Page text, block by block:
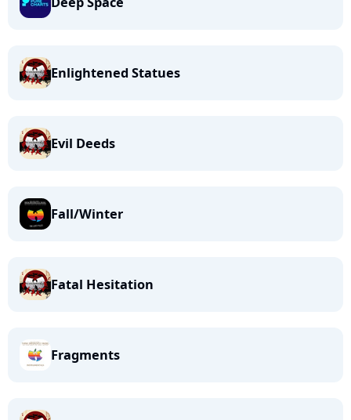
Enlightened Statues
Evil Deeds
Fall/Winter
Fatal Hesitation
Fragments